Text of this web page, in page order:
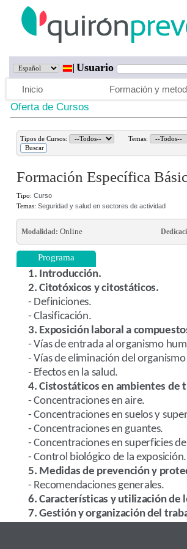
Usuario
Inicio Formación y
Oferta de Cursos
Tipos de Cursos: Temas:
Formación Específica
Tipo: Curso
Temas: Seguridad y salud en sectores de actividad
Modalidad: Online
Programa
1. Introducción.
2. Citotóxicos ycitostáticos.
- Definiciones.
- Clasificación.
3. Exposición laboral a
- Vías de entrada al organismo
- Vías de eliminación del
- Efectos en la salud.
4.Cistostáticos en ambientes de
- Concentraciones en aire.
- Concentraciones en suelos y
- Concentraciones en guantes.
- Concentraciones en superficies
- Control biológico de la exposición.
5. Medidas de prevención y
- Recomendaciones generales.
6. Características y utilización de
7. Gestión y organización del